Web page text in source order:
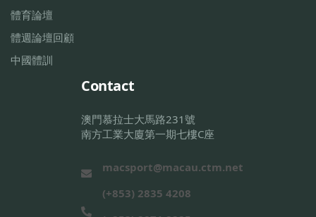
體育論壇
體週論壇回顧
中國體訓
Contact
澳門慕拉士大馬路231號
南方工業大廈第一期七樓C座
macsport@macau.ctm.net
(+853) 2835 4208